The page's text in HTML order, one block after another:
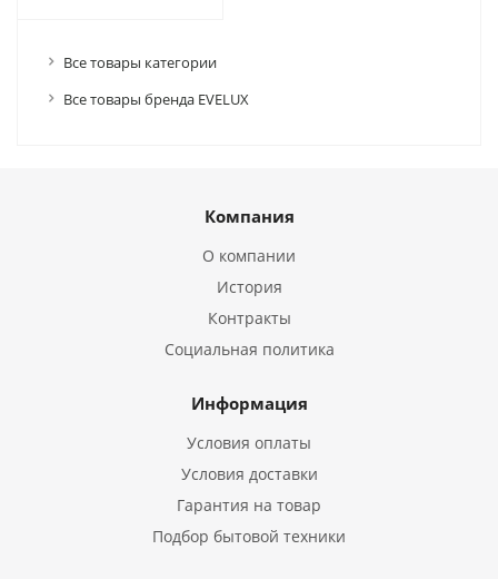
Все товары категории
Все товары бренда EVELUX
Компания
О компании
История
Контракты
Социальная политика
Информация
Условия оплаты
Условия доставки
Гарантия на товар
Подбор бытовой техники